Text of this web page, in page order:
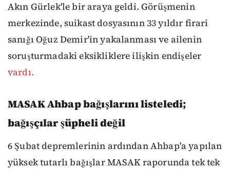
Akın Gürlek'le bir araya geldi. Görüşmenin
merkezinde, suikast dosyasının 33 yıldır firari
sanığı Oğuz Demir'in yakalanması ve ailenin
soruşturmadaki eksikliklere ilişkin endişeler
vardı.
MASAK Ahbap bağışlarını listeledi;
bağışçılar şüpheli değil
6 Şubat depremlerinin ardından Ahbap'a yapılan
yüksek tutarlı bağışlar MASAK raporunda tek tek